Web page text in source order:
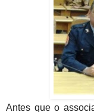
Antes que o